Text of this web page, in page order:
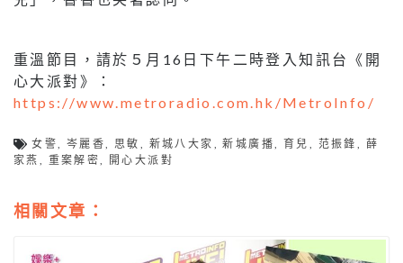
重溫節目，請於５月16日下午二時登入知訊台《開
心大派對》：
https://www.metroradio.com.hk/MetroInfo/
女警 ,岑麗香 思敏 新城八大家 ,新城廣播 育兒 范振鋒
薛
家燕
重案解密 開心大派對
相關文章：